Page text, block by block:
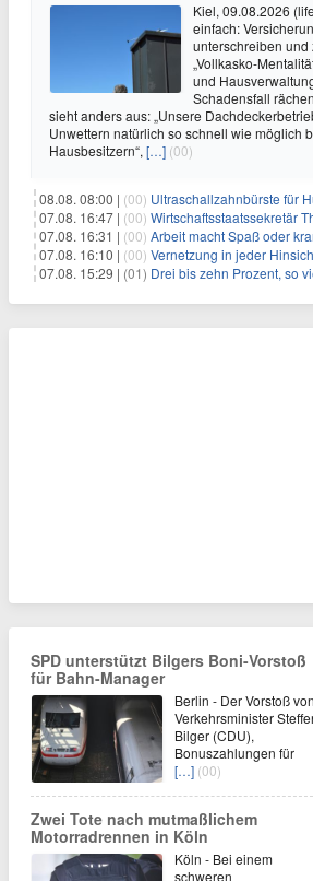
Kiel, 09.08.2026
einfach:
unterschreiben
„Vollkasko-
und
Schadensfall
sieht anders aus: „Unsere
Unwettern natürlich so schnell wie möglich
Hausbesitzern“, […] (00)
08.08. 08:00 | (00) Ultraschallzahnbürste für Hund und Katze –
07.08. 16:47 | (00) Wirtschaftsstaatssekretär Thomas Dörflinger
07.08. 16:31 | (00) Arbeit macht Spaß oder
07.08. 16:10 | (00) Vernetzung in jeder Hinsicht – Die
07.08. 15:29 | (01) Drei bis zehn Prozent, so viel Strom
SPD unterstützt Bilgers Boni-Vorstoß
für Bahn-Manager
Berlin - Der Vorstoß von
Verkehrsminister
Bilger (CDU),
Bonuszahlungen für
[…] (00)
Zwei Tote nach mutmaßlichem
Motorradrennen in Köln
Köln - Bei einem
schweren